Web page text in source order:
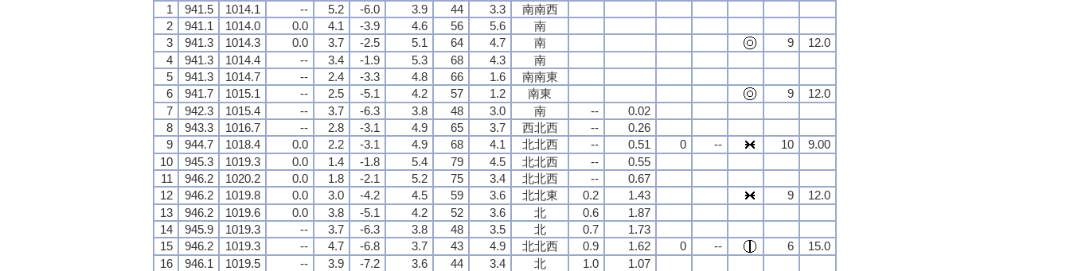
1
941.5 1014.1 -- 5.2 -6.0 3.9 44 3.3
南南西
2
941.1 1014.0 0.0 4.1 -3.9 4.6 56 5.6
南
3
941.3 1014.3 0.0 3.7 -2.5 5.1 64 4.7 南 9
12.0
4
941.3 1014.4 -- 3.4 -1.9 5.3 68 4.3
南
5
941.3 1014.7 -- 2.4 -3.3 4.8 66 1.6
南南東
6
941.7 1015.1 -- 2.5 -5.1 4.2 57 1.2 南東 9
12.0
7
942.3 1015.4 -- 3.7 -6.3 3.8 48 3.0 南 --
0.02
8
943.3 1016.7 -- 2.8 -3.1 4.9 65 3.7 西北西 --
0.26
9
944.7 1018.4 0.0 2.2 -3.1 4.9 68 4.1 北北西 -- 0.51 0 -- 10
9.00
10
945.3 1019.3 0.0 1.4 -1.8 5.4 79 4.5 北北西 --
0.55
11
946.2 1020.2 0.0 1.8 -2.1 5.2 75 3.4 北北西 --
0.67
12
946.2 1019.8 0.0 3.0 -4.2 4.5 59 3.6 北北東 0.2 1.43 9
12.0
13
946.2 1019.6 0.0 3.8 -5.1 4.2 52 3.6 北 0.6
1.87
14
945.9 1019.3 -- 3.7 -6.3 3.8 48 3.5 北 0.7
1.73
15
946.2 1019.3 -- 4.7 -6.8 3.7 43 4.9 北北西 0.9 1.62 0 -- 6
15.0
16
946.1 1019.5 -- 3.9 -7.2 3.6 44 3.4 北 1.0
1.07